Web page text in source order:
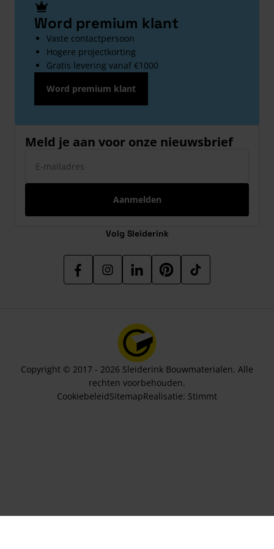
Word premium klant
Vaste contactpersoon
Hogere projectkorting
Gratis levering vanaf €1000
Word premium klant
Meld je aan voor onze nieuwsbrief
Aanmelden
Volg Sleiderink
Copyright © 2017 - 2026 Sleiderink Bouwmaterialen. Alle
rechten voorbehouden.
CookiebeleidSitemapRealisatie: Stimmt